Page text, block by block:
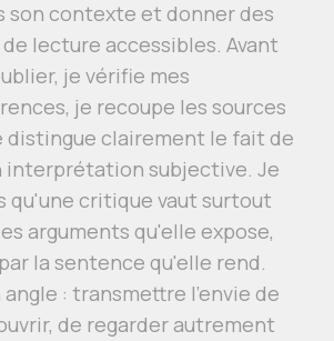
son contexte et donner des
lecture accessibles. Avant
je vérifie mes
je recoupe les sources
distingue clairement le fait de
interprétation subjective. Je
qu'une critique vaut surtout
arguments qu'elle expose,
la sentence qu'elle rend.
angle : transmettre l'envie de
de regarder autrement